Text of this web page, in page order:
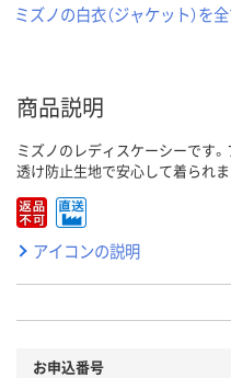
ミズノの白衣（ジャケット）を
商品説明
ミズノのレディスケーシーです
透け防止生地で安心して着られま
アイコンの説明
お申込番号